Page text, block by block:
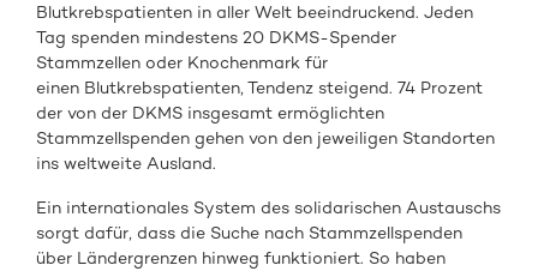
Blutkrebspatienten in aller Welt beeindruckend. Jeden
Tag spenden mindestens 20 DKMS-Spender
Stammzellen oder Knochenmark für
einen Blutkrebspatienten, Tendenz steigend. 74 Prozent
der von der DKMS insgesamt ermöglichten
Stammzellspenden gehen von den jeweiligen Standorten
ins weltweite Ausland.
Ein internationales System des solidarischen Austauschs
sorgt dafür, dass die Suche nach Stammzellspenden
über Ländergrenzen hinweg funktioniert. So haben